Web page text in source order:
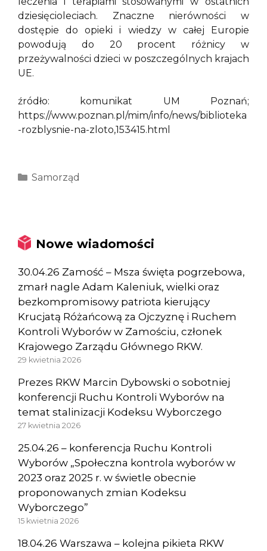
dziesięcioleciach. Znaczne nierówności w
dostępie do opieki i wiedzy w całej Europie
powodują do 20 procent różnicy w
przeżywalności dzieci w poszczególnych krajach
UE.
źródło: komunikat UM Poznań;
https://www.poznan.pl/mim/info/news/biblioteka
-rozblysnie-na-zloto,153415.html
Kategorie
Samorząd
Nowe wiadomości
30.04.26 Zamość – Msza święta pogrzebowa,
zmarł nagle Adam Kaleniuk, wielki oraz
bezkompromisowy patriota kierujący
Krucjatą Różańcową za Ojczyznę i Ruchem
Kontroli Wyborów w Zamościu, członek
Krajowego Zarządu Głównego RKW.
29 kwietnia 2026
Prezes RKW Marcin Dybowski o sobotniej
konferencji Ruchu Kontroli Wyborów na
temat stalinizacji Kodeksu Wyborczego
27 kwietnia 2026
25.04.26 – konferencja Ruchu Kontroli
Wyborów „Społeczna kontrola wyborów w
2023 oraz 2025 r. w świetle obecnie
proponowanych zmian Kodeksu
Wyborczego”
15 kwietnia 2026
18.04.26 Warszawa – kolejna pikieta RKW